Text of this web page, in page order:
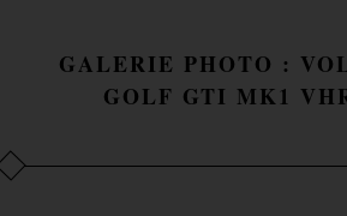
GALERIE PHOTO :
GOLF GTI MK1